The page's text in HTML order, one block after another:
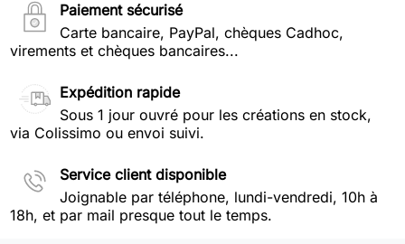
Paiement sécurisé
Carte bancaire, PayPal, chèques Cadhoc,
virements et chèques bancaires...
Expédition rapide
Sous 1 jour ouvré pour les créations en stock,
via Colissimo ou envoi suivi.
Service client disponible
Joignable par téléphone, lundi-vendredi, 10h à
18h, et par mail presque tout le temps.